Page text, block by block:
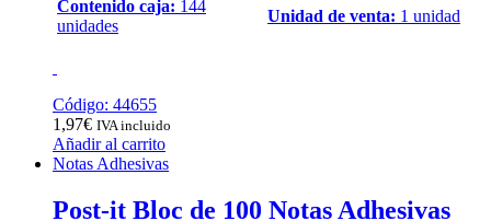
Contenido caja: 144
unidades
Unidad de venta: 1 unidad
Código: 44655
1,97€ IVA incluido
Añadir al carrito
Notas Adhesivas
Post-it Bloc de 100 Notas Adhesivas